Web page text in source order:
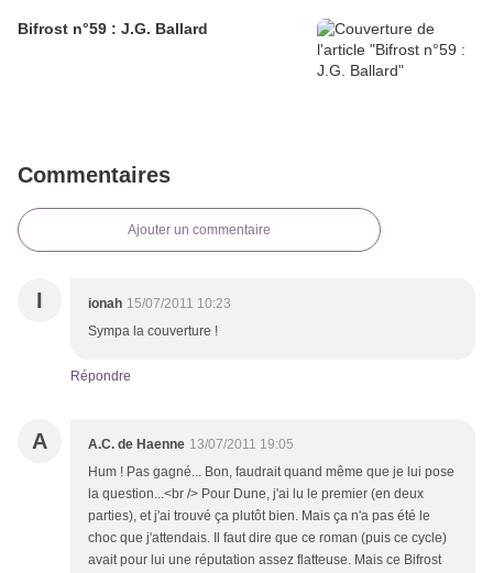
Bifrost n°59 : J.G. Ballard
Commentaires
Ajouter un commentaire
I ionah 15/07/2011 10:23
Sympa la couverture !
Répondre
A A.C. de Haenne 13/07/2011 19:05
Hum ! Pas gagné... Bon, faudrait quand même que je lui pose
la question...<br /> Pour Dune, j'ai lu le premier (en deux
parties), et j'ai trouvé ça plutôt bien. Mais ça n'a pas été le
choc que j'attendais. Il faut dire que ce roman (puis ce cycle)
avait pour lui une réputation assez flatteuse. Mais ce Bifrost